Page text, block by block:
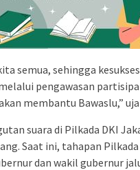
semua, sehingga
pengawasan
membantu Bawaslu,”
suara di Pilkada DKI
Saat ini, tahapan
dan wakil gubernur